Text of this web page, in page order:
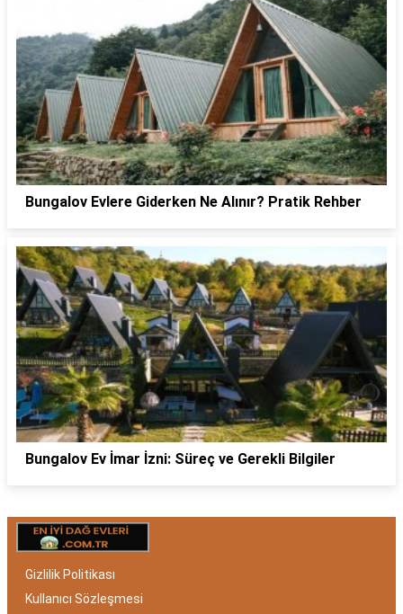
Bungalov Evlere Giderken Ne Alınır? Pratik Rehber
Bungalov Ev İmar İzni: Süreç ve Gerekli Bilgiler
Gizlilik Politikası
Kullanıcı Sözleşmesi